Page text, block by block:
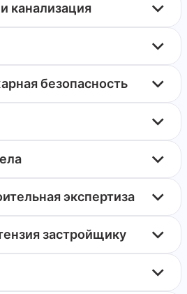
канализация
безопасность
экспертиза
застройщику